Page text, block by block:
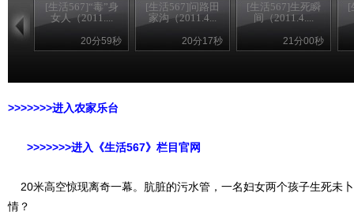
[生活567]“毒”身
女人（2011....
20分59秒
[生活567]问路田
家沟（2011.4...
20分17秒
[生活567]生死瞬
间（2011.4....
21分00秒
[
>>>>>>>进入农家乐台
>>>>>>>进入《生活567》栏目官网
20米高空惊现离奇一幕。肮脏的污水管，一名妇女两个孩子生死未
情？